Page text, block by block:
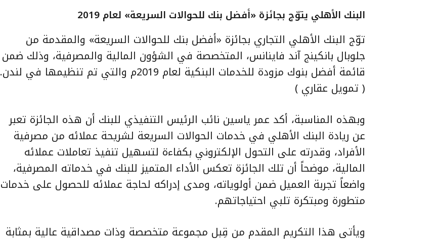
البنك الأهلي يتوّج بجائزة «أفضل بنك للحوالات السريعة» لعام 2019
توّج البنك الأهلي التجاري بجائزة «أفضل بنك للحوالات السريعة» والمقدمة من
جلوبال بانكينج آند فاينانس، المتخصصة في الشؤون المالية والمصرفية، وذلك ضمن
قائمة أفضل بنوك مزودة للخدمات البنكية لعام 2019م والتي تم تنظيمها في لندن.
( تمويل عقاري )
وبهذه المناسبة، أكد عمر ياسين نائب الرئيس التنفيذي للبنك أن هذه الجائزة تعبر
عن ريادة البنك الأهلي في خدمات الحوالات السريعة لشريحة عملائه من مصرفية
الأفراد، وقدرته على التحول الإلكتروني بكفاءة لتسهيل تنفيذ تعاملات عملائه
المالية، موضحاً أن تلك الجائزة تعكس الأداء المتميز للبنك في خدماته المصرفية،
واضعاً تجربة العميل ضمن أولوياته، ومدى إدراكه لحاجة عملائه للحصول على خدمات
متطورة ومبتكرة تلبي احتياجاتهم.
ويأتي هذا التكريم المقدم من قِبل مجموعة متخصصة وذات مصداقية عالية بمثابة